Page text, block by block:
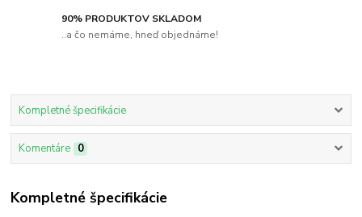
90% PRODUKTOV SKLADOM
..a čo nemáme, hneď objednáme!
Kompletné špecifikácie
Komentáre 0
Kompletné špecifikácie